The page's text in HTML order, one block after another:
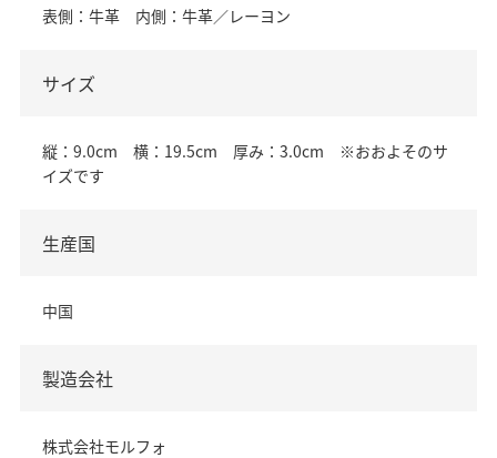
表側：牛革 内側：牛革／レーヨン
サイズ
縦：9.0cm 横：19.5cm 厚み：3.0cm ※おおよそのサ
イズです
生産国
中国
製造会社
株式会社モルフォ